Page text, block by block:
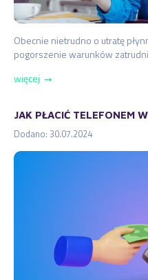
Obecnie nietrudno o utratę
pogorszenie warunków
więcej ➞
JAK PŁACIĆ TELEFONEM
Dodano: 30.07.2024